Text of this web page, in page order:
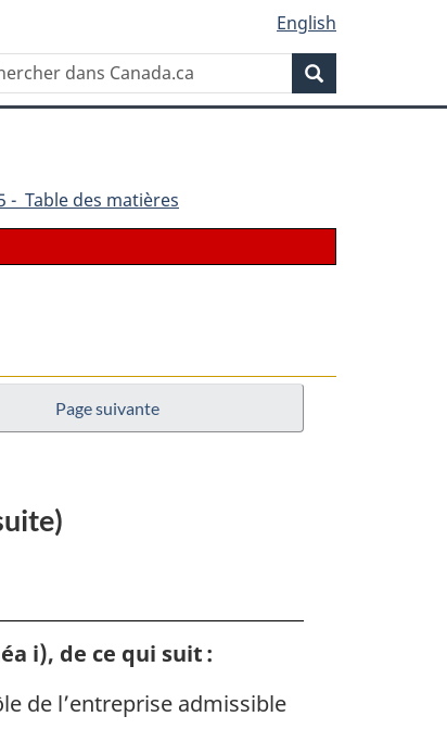
English
- Table des matières
Page suivante
i), de ce qui suit :
de l’entreprise admissible